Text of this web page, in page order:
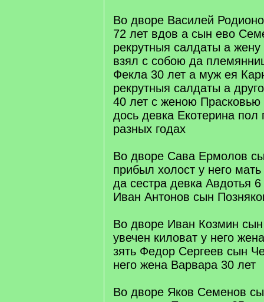
Во дворе Василей
72 лет вдов а сын ево
рекрутныя салдаты а
взял с собою да
Фекла 30 лет а муж ея
рекрутныя салдаты а
40 лет с женою
дось девка Екотерина пол
разных годах
Во дворе Сава Ермолов
прибыл холост у него
да сестра девка Авдотья
Иван Антонов сын
Во дворе Иван Козмин
увечен киловат у него
зять Федор Сергеев сын
него жена Варвара 30 лет
Во дворе Яков Семенов